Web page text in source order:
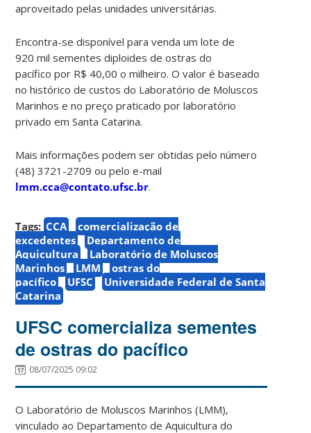
aproveitado pelas unidades universitárias.
Encontra-se disponível para venda um lote de
920 mil sementes diploides de ostras do
pacífico por R$ 40,00 o milheiro. O valor é baseado
no histórico de custos do Laboratório de Moluscos
Marinhos e no preço praticado por laboratório
privado em Santa Catarina.
Mais informações podem ser obtidas pelo número
(48) 3721-2709 ou pelo e-mail
lmm.cca@contato.ufsc.br.
Tags: CCA
comercialização de
excedentes
Departamento de
Aquicultura
Laboratório de Moluscos
Marinhos
LMM
ostras do
pacífico
UFSC
Universidade Federal de Santa
Catarina
UFSC comercializa sementes
de ostras do pacífico
08/07/2025 09:02
O Laboratório de Moluscos Marinhos (LMM),
vinculado ao Departamento de Aquicultura do